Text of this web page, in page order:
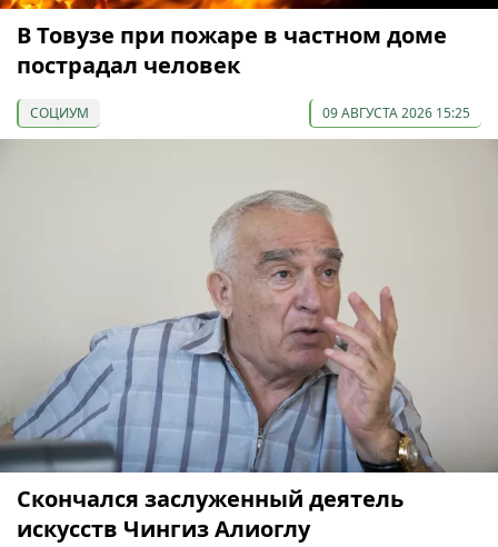
В Товузе при пожаре в частном доме
пострадал человек
СОЦИУМ 09 АВГУСТА 2026 15:25
Скончался заслуженный деятель
искусств Чингиз Алиоглу